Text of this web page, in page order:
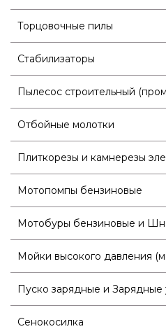
Торцовочные пилы
Стабилизаторы
Пылесос строительный
Отбойные молотки
Плиткорезы и камнерезы
Мотопомпы бензиновые
Мотобуры бензиновые и
Мойки высокого давления
Пуско зарядные и Зарядные
Сенокосилка